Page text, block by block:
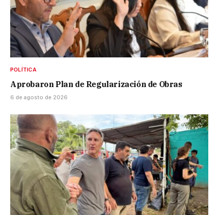
POLÍTICA
Aprobaron Plan de Regularización de Obras
6 de agosto de 2026